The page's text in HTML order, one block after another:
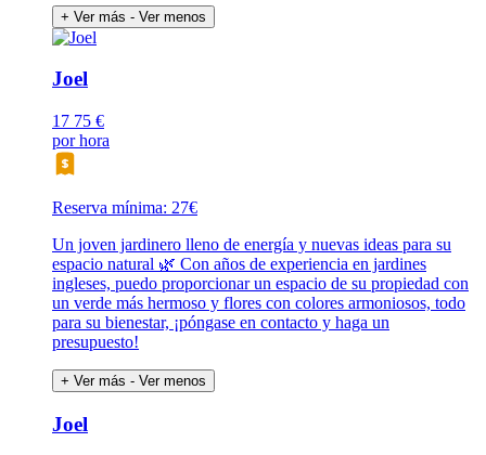
+ Ver más - Ver menos
Joel
17 75 €
por hora
Reserva mínima: 27€
Un joven jardinero lleno de energía y nuevas ideas para su
espacio natural 🌿 Con años de experiencia en jardines
ingleses, puedo proporcionar un espacio de su propiedad con
un verde más hermoso y flores con colores armoniosos, todo
para su bienestar, ¡póngase en contacto y haga un
presupuesto!
+ Ver más - Ver menos
Joel